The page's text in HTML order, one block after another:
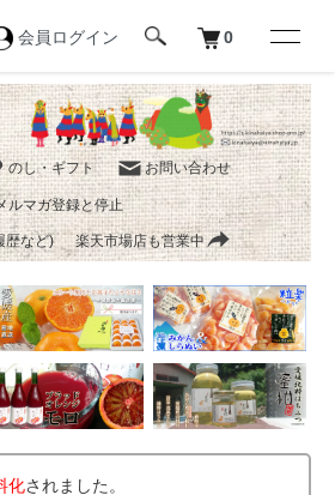
会員ログイン 0
のし・ギフト お問い合わせ
ルマガ登録と停止
歴など) 楽天市場店も営業中
化されました。